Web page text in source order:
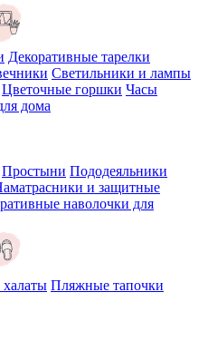
Декоративные тарелки
Светильники и лампы
Цветочные горшки Часы
дома
Простыни Пододеяльники
и защитные
наволочки для
Пляжные тапочки